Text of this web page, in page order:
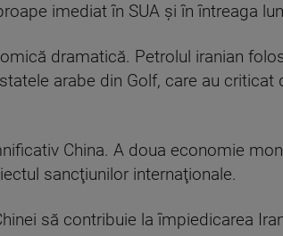
imediat în SUA şi în întreaga
dramatică. Petrolul iranian
arabe din Golf, care au criticat
China. A doua economie
sancţiunilor internaţionale.
să contribuie la împiedicarea